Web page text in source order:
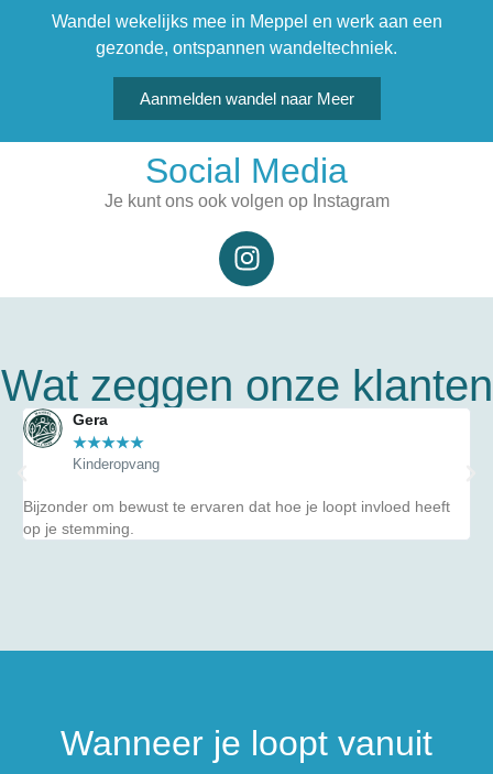
Wandel wekelijks mee in Meppel en werk aan een
gezonde, ontspannen wandeltechniek.
Aanmelden wandel naar Meer
Social Media
Je kunt ons ook volgen op Instagram
Wat zeggen onze klanten
Gera
★★★★★
Kinderopvang
Bijzonder om bewust te ervaren dat hoe je loopt invloed heeft
op je stemming.
Wanneer je loopt vanuit